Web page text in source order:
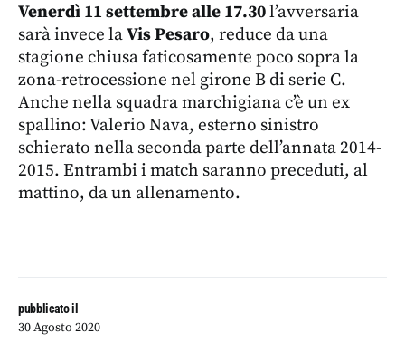
pubblicato il
30 Agosto 2020
Venerdì 11 settembre alle 17.30l’avversaria
sarà invece laVis Pesaro, reduce da una
stagione chiusa faticosamente poco sopra la
zona-retrocessione nel girone B di serie C.
Anche nella squadra marchigiana c’è un ex
spallino: Valerio Nava, esterno sinistro
schierato nella seconda parte dell’annata 2014-
2015. Entrambi i match saranno preceduti, al
mattino, da un allenamento.